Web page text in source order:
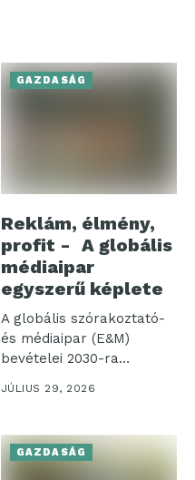
GAZDASÁG
Reklám, élmény,
profit - A globális
médiaipar
egyszerű képlete
A globális szórakoztató-
és médiaipar (E&M)
bevételei 2030-ra
elérhetik a 4,2 ezer...
JÚLIUS 29, 2026
GAZDASÁG